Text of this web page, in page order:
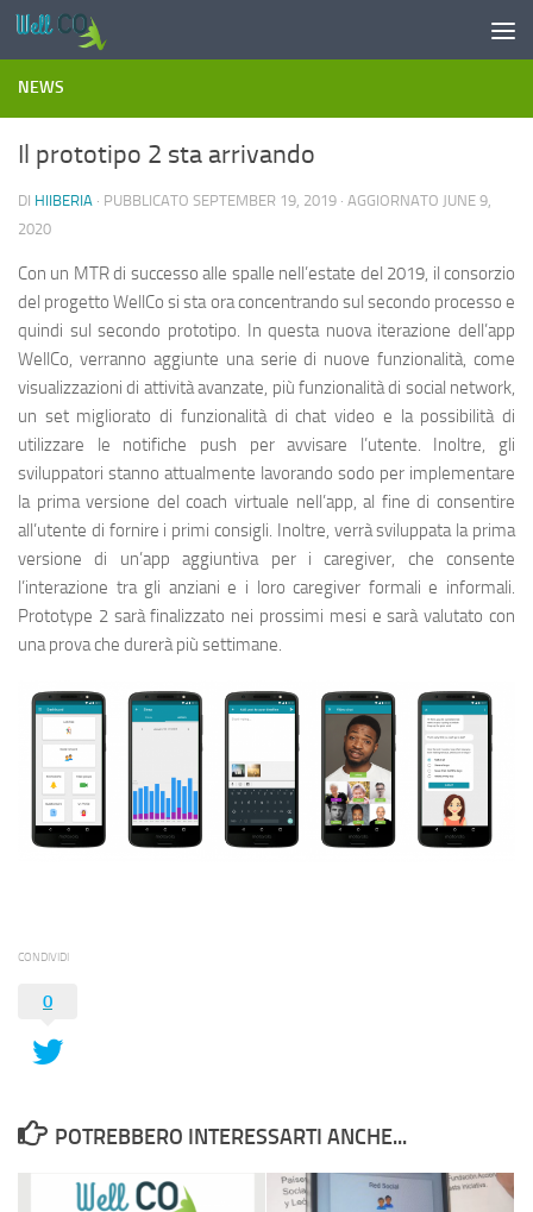
Salta al contenuto
NEWS
Il prototipo 2 sta arrivando
DI HIIBERIA · PUBBLICATO SEPTEMBER 19, 2019 · AGGIORNATO JUNE 9,
2020
Con un MTR di successo alle spalle nell’estate del 2019, il consorzio
del progetto WellCo si sta ora concentrando sul secondo processo e
quindi sul secondo prototipo. In questa nuova iterazione dell’app
WellCo, verranno aggiunte una serie di nuove funzionalità, come
visualizzazioni di attività avanzate, più funzionalità di social network,
un set migliorato di funzionalità di chat video e la possibilità di
utilizzare le notifiche push per avvisare l’utente. Inoltre, gli
sviluppatori stanno attualmente lavorando sodo per implementare
la prima versione del coach virtuale nell’app, al fine di consentire
all’utente di fornire i primi consigli. Inoltre, verrà sviluppata la prima
versione di un’app aggiuntiva per i caregiver, che consente
l’interazione tra gli anziani e i loro caregiver formali e informali.
Prototype 2 sarà finalizzato nei prossimi mesi e sarà valutato con
una prova che durerà più settimane.
CONDIVIDI
0
POTREBBERO INTERESSARTI ANCHE...